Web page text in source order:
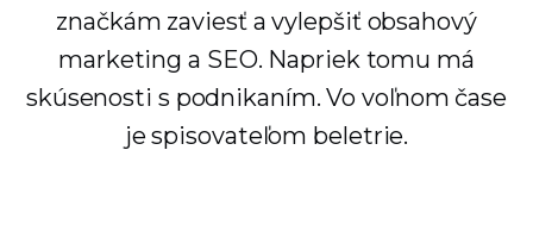
značkám zaviesť a vylepšiť obsahový
marketing a SEO. Napriek tomu má
skúsenosti s podnikaním. Vo voľnom čase
je spisovateľom beletrie.